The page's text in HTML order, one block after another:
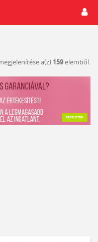
a(z) 159elemből.